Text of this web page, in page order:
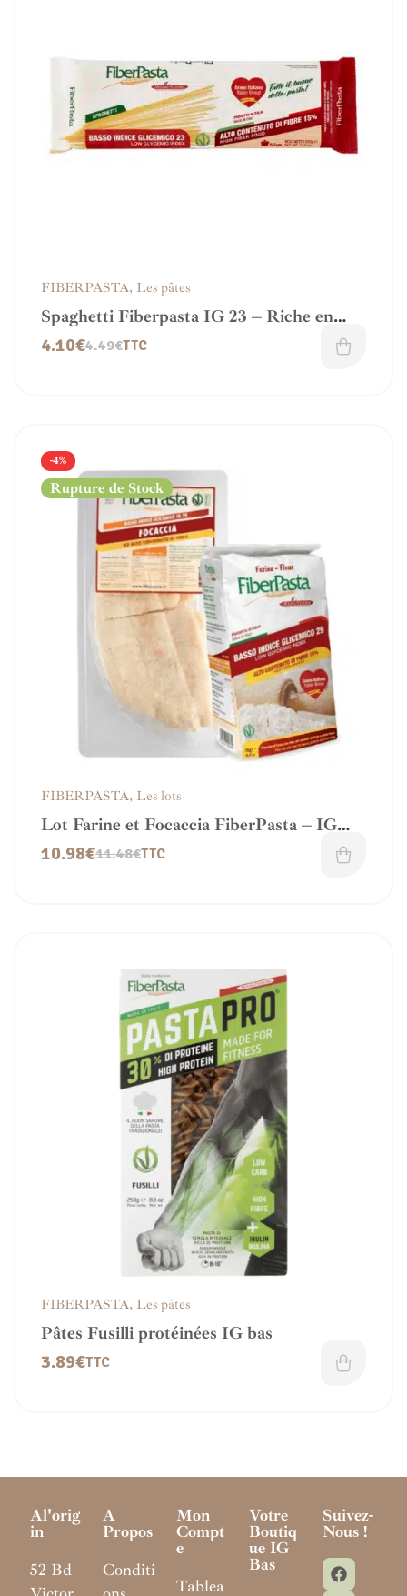
FIBERPASTA, Les pâtes
Spaghetti Fiberpasta IG 23 – Riche en
fibres4.49€
4.10€ TTC
-4%
Rupture de Stock
FIBERPASTA, Les lots
Lot Farine et Focaccia FiberPasta – IG
bas
11.48€
10.98€ TTC
FIBERPASTA, Les pâtes
Pâtes Fusilli protéinées IG bas
3.89€TTC
Al'orig
In
52 Bd
A
Propos
Conditi
Mon
Compt
E
Tablea
Votre
Boutiq
Ue IG
Bas
Suivez-
Nous !